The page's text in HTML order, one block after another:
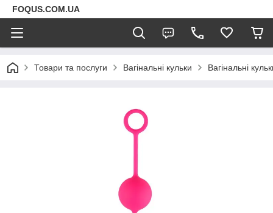
FOQUS.COM.UA
Товари та послуги Вагінальні кульки Вагінальні